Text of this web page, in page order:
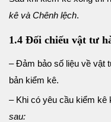
kê và Chênh lệch.
1.4 Đối chiếu vật tư
– Đảm bảo số liệu về vật
bản kiểm kê.
– Khi có yêu cầu kiểm
sau: